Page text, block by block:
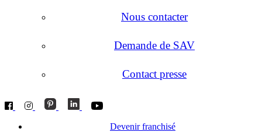
Nous contacter
Demande de SAV
Contact presse
Devenir franchisé